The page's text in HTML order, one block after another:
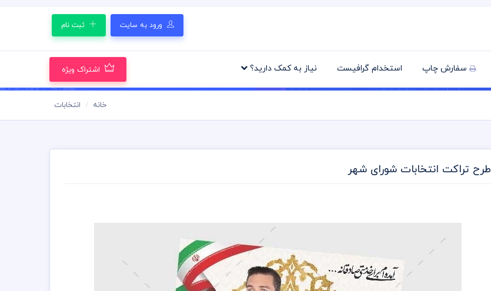
ورود به سایت ثبت نام
سفارش چاپ استخدام گرافیست نیاز به کمک دارید؟ اشتراک ویژه
خانه انتخابات
طرح تراکت انتخابات شورای شهر